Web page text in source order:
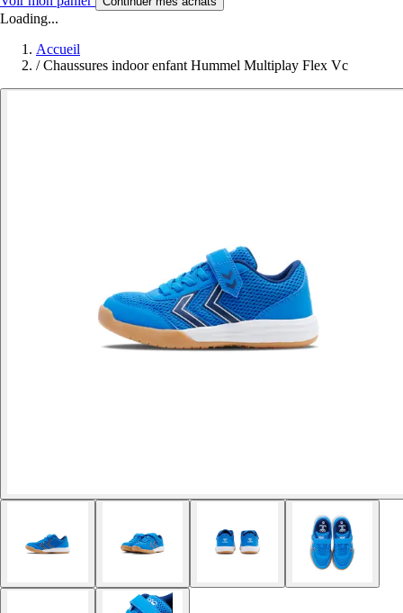
Loading...
Accueil
/ Chaussures indoor enfant Hummel Multiplay Flex Vc